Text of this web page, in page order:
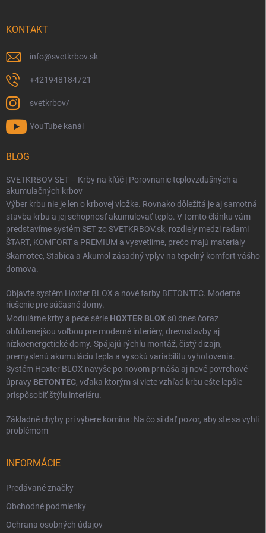
KONTAKT
info@svetkrbov.sk
+421948184721
svetkrbov/
YouTube kanál
BLOG
SVETKRBOV SET – Krby na kľúč | Porovnanie teplovzdušných a
akumulačných krbov
Výber krbu nie je len o krbovej vložke. Rovnako dôležitá je aj samotná
stavba krbu a jej schopnosť akumulovať teplo. V tomto článku vám
predstavíme systém SET zo SVETKRBOV.sk, rozdiely medzi radami
ŠTART, KOMFORT a PREMIUM a vysvetlíme, prečo majú materiály
Skamotec, Stabica a Akumol zásadný vplyv na tepelný komfort vášho
domova.
Objavte systém Hoxter BLOX a nové farby BETONTEC. Moderné
riešenie pre súčasné domy.
Modulárne krby a pece série HOXTER BLOX sú dnes čoraz
obľúbenejšou voľbou pre moderné interiéry, drevostavby aj
nízkoenergetické domy. Spájajú rýchlu montáž, čistý dizajn,
premyslenú akumuláciu tepla a vysokú variabilitu vyhotovenia.
Systém Hoxter BLOX navyše po novom prináša aj nové povrchové
úpravy BETONTEC, vďaka ktorým si viete vzhľad krbu ešte lepšie
prispôsobiť štýlu interiéru.
Základné chyby pri výbere komína: Na čo si dať pozor, aby ste sa vyhli
problémom
INFORMÁCIE
Predávané značky
Obchodné podmienky
Ochrana osobných údajov